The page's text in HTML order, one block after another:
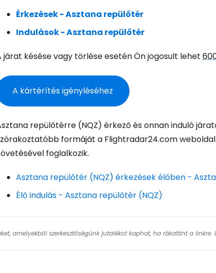
Érkezések - Asztana repülőtér
Indulások - Asztana repülőtér
járat késése vagy törlése esetén Ön jogosult lehet
A kártérítés igényléséhez
repülőtérre (NQZ) érkező és onnan induló
formáját a Flightradar24.com
foglalkozik.
Asztana repülőtér (NQZ) érkezések élőben -
Élő indulás - Asztana repülőtér (NQZ)
amelyekből szerkesztőségünk jutalékot kaphat, ha rákattint a linkre.